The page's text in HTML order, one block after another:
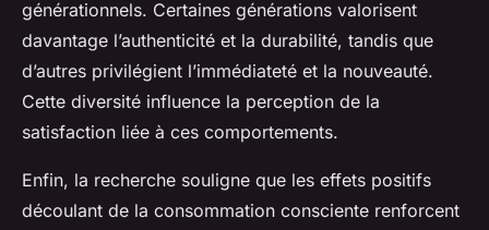
générationnels. Certaines générations valorisent
davantage l’authenticité et la durabilité, tandis que
d’autres privilégient l’immédiateté et la nouveauté.
Cette diversité influence la perception de la
satisfaction liée à ces comportements.
Enfin, la recherche souligne que les effets positifs
découlant de la consommation consciente renforcent